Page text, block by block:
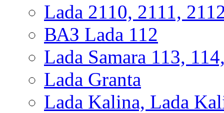
Lada 2110, 2111,
ВАЗ Lada 112
Lada Samara 113,
Lada Granta
Lada Kalina, Lada